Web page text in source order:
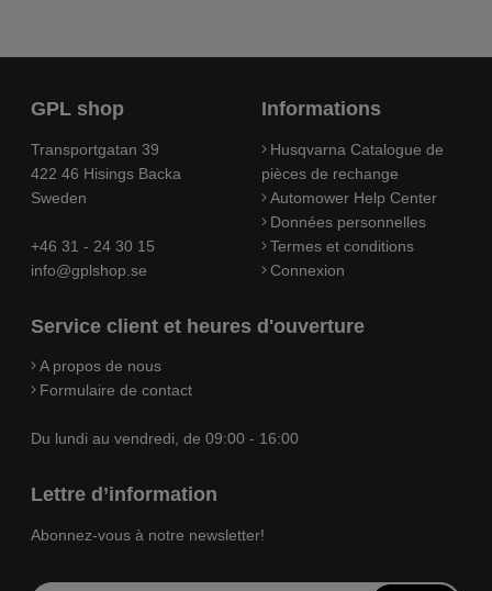
GPL shop
Transportgatan 39
422 46 Hisings Backa
Sweden
+46 31 - 24 30 15
info@gplshop.se
Informations
Husqvarna Catalogue de
pièces de rechange
Automower Help Center
Données personnelles
Termes et conditions
Connexion
Service client et heures d'ouverture
A propos de nous
Formulaire de contact
Du lundi au vendredi, de 09:00 - 16:00
Lettre d’information
Abonnez-vous à notre newsletter!